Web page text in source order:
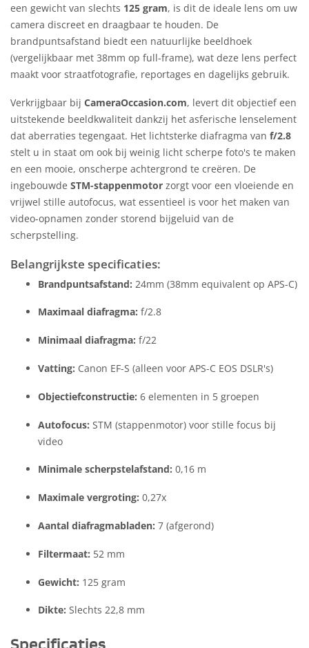
een gewicht van slechts 125 gram, is dit de ideale lens om uw
camera discreet en draagbaar te houden. De
brandpuntsafstand biedt een natuurlijke beeldhoek
(vergelijkbaar met 38mm op full-frame), wat deze lens perfect
maakt voor straatfotografie, reportages en dagelijks gebruik.
Verkrijgbaar bij CameraOccasion.com, levert dit objectief een
uitstekende beeldkwaliteit dankzij het asferische lenselement
dat aberraties tegengaat. Het lichtsterke diafragma van f/2.8
stelt u in staat om ook bij weinig licht scherpe foto's te maken
en een mooie, onscherpe achtergrond te creëren. De
ingebouwde STM-stappenmotor zorgt voor een vloeiende en
vrijwel stille autofocus, wat essentieel is voor het maken van
video-opnamen zonder storend bijgeluid van de
scherpstelling.
Belangrijkste specificaties:
Brandpuntsafstand: 24mm (38mm equivalent op APS-C)
Maximaal diafragma: f/2.8
Minimaal diafragma: f/22
Vatting: Canon EF-S (alleen voor APS-C EOS DSLR's)
Objectiefconstructie: 6 elementen in 5 groepen
Autofocus: STM (stappenmotor) voor stille focus bij
video
Minimale scherpstelafstand: 0,16 m
Maximale vergroting: 0,27x
Aantal diafragmabladen: 7 (afgerond)
Filtermaat: 52 mm
Gewicht: 125 gram
Dikte: Slechts 22,8 mm